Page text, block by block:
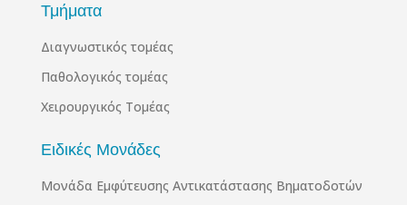
Τμήματα
Διαγνωστικός τομέας
Παθολογικός τομέας
Χειρουργικός Τομέας
Ειδικές Μονάδες
Μονάδα Εμφύτευσης Αντικατάστασης Βηματοδοτών